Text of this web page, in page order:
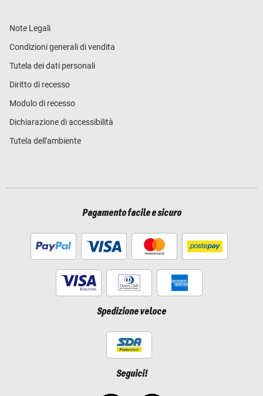
Note Legali
Condizioni generali di vendita
Tutela dei dati personali
Diritto di recesso
Modulo di recesso
Dichiarazione di accessibilità
Tutela dell'ambiente
Pagamento facile e sicuro
Spedizione veloce
Seguici!